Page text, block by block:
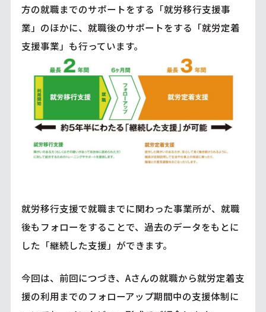
方の就職までのサポートをする「就労移行支援事
業」のほかに、就職後のサポートをする「就労定着
支援事業」も行っています。
就労移行支援で就職までに関わった事業所が、就職
後もフォローをすることで、過去のデータをもとに
した「継続した支援」ができます。
今回は、前回につづき、Aさんの就職から就労定着支
援の利用までのフォローアップ期間中の支援体制に